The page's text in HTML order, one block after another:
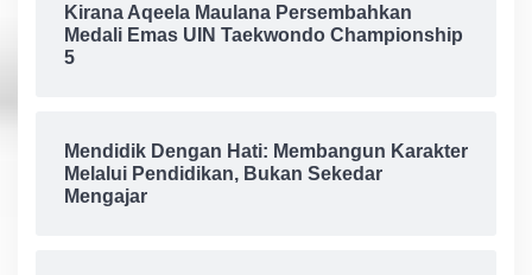
Kirana Aqeela Maulana Persembahkan
Medali Emas UIN Taekwondo Championship
5
Mendidik Dengan Hati: Membangun Karakter
Melalui Pendidikan, Bukan Sekedar
Mengajar